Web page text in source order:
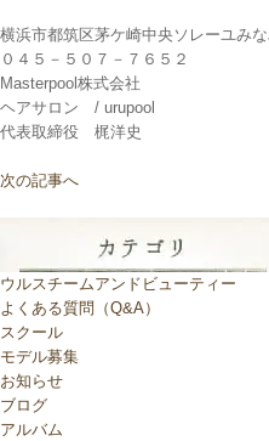
横浜市都筑区茅ケ崎中央ソレーユみ
０４５－５０７－７６５２
Masterpool株式会社
ヘアサロン / urupool
代表取締役 梶洋史
次の記事へ
ウルスチームアンドビューティー
よくある質問（Q&A）
スクール
モデル募集
お知らせ
ブログ
アルバム